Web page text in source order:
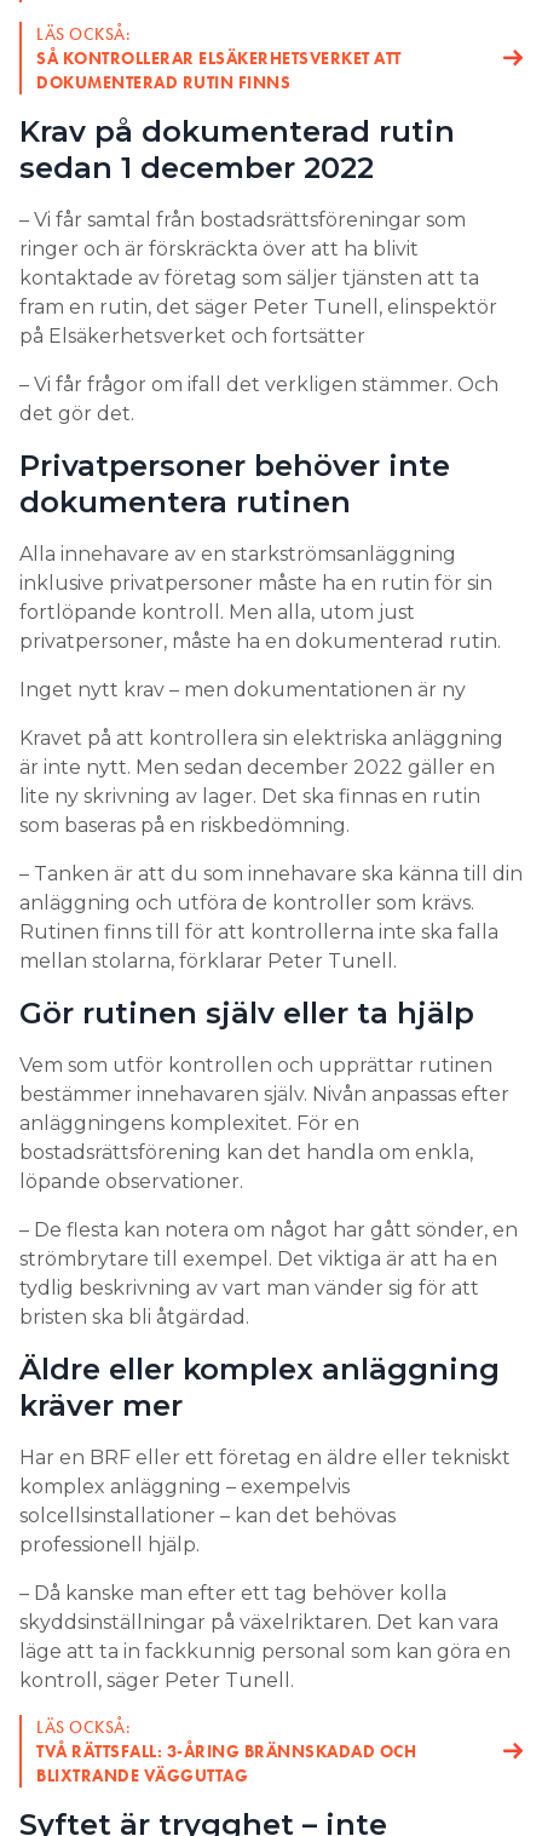
LÄS OCKSÅ:
SÅ KONTROLLERAR ELSÄKERHETSVERKET ATT
DOKUMENTERAD RUTIN FINNS
Krav på dokumenterad rutin
sedan 1 december 2022
– Vi får samtal från bostadsrättsföreningar som
ringer och är förskräckta över att ha blivit
kontaktade av företag som säljer tjänsten att ta
fram en rutin, det säger Peter Tunell, elinspektör
på Elsäkerhetsverket och fortsätter
– Vi får frågor om ifall det verkligen stämmer. Och
det gör det.
Privatpersoner behöver inte
dokumentera rutinen
Alla innehavare av en starkströmsanläggning
inklusive privatpersoner måste ha en rutin för sin
fortlöpande kontroll. Men alla, utom just
privatpersoner, måste ha en dokumenterad rutin.
Inget nytt krav – men dokumentationen är ny
Kravet på att kontrollera sin elektriska anläggning
är inte nytt. Men sedan december 2022 gäller en
lite ny skrivning av lager. Det ska finnas en rutin
som baseras på en riskbedömning.
– Tanken är att du som innehavare ska känna till din
anläggning och utföra de kontroller som krävs.
Rutinen finns till för att kontrollerna inte ska falla
mellan stolarna, förklarar Peter Tunell.
Gör rutinen själv eller ta hjälp
Vem som utför kontrollen och upprättar rutinen
bestämmer innehavaren själv. Nivån anpassas efter
anläggningens komplexitet. För en
bostadsrättsförening kan det handla om enkla,
löpande observationer.
– De flesta kan notera om något har gått sönder, en
strömbrytare till exempel. Det viktiga är att ha en
tydlig beskrivning av vart man vänder sig för att
bristen ska bli åtgärdad.
Äldre eller komplex anläggning
kräver mer
Har en BRF eller ett företag en äldre eller tekniskt
komplex anläggning – exempelvis
solcellsinstallationer – kan det behövas
professionell hjälp.
– Då kanske man efter ett tag behöver kolla
skyddsinställningar på växelriktaren. Det kan vara
läge att ta in fackkunnig personal som kan göra en
kontroll, säger Peter Tunell.
LÄS OCKSÅ:
TVÅ RÄTTSFALL: 3-ÅRING BRÄNNSKADAD OCH
BLIXTRANDE VÄGGUTTAG
Syftet är trygghet – inte